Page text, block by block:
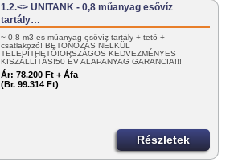
1.2.<> UNITANK - 0,8 műanyag esővíz
tartály…
~ 0,8 m3-es műanyag esővíz tartály + tető +
csatlakozó! BETONOZÁS NÉLKÜL
TELEPÍTHETŐ!ORSZÁGOS KEDVEZMÉNYES
KISZÁLLÍTÁS!50 ÉV ALAPANYAG GARANCIA!!!
100%…
Ár: 78.200 Ft + Áfa
(Br. 99.314 Ft)
Részletek